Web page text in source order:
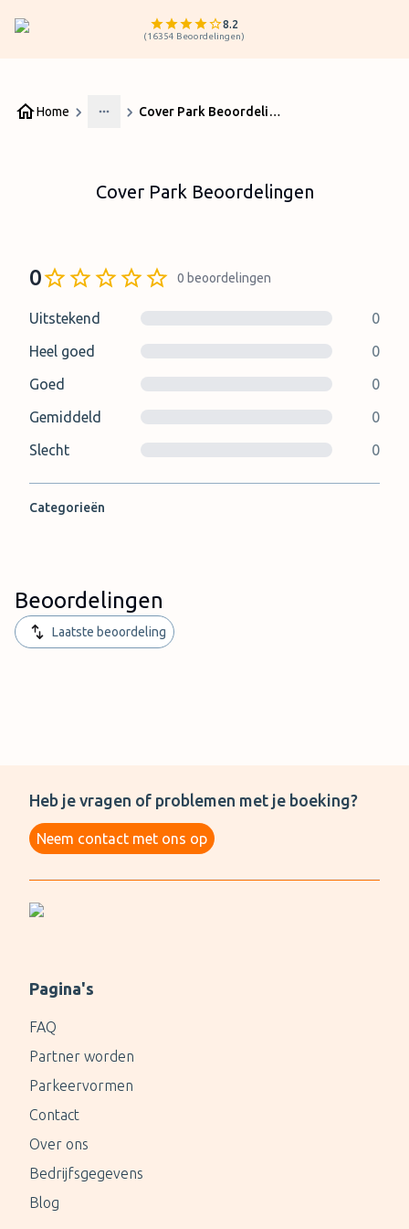
8.2
(16354 Beoordelingen)
Home
More
Cover Park Beoordelingen
Cover Park Beoordelingen
0 0 beoordelingen
Uitstekend
0
Heel goed
0
Goed
0
Gemiddeld
0
Slecht
0
Categorieën
Beoordelingen
Laatste beoordeling
Heb je vragen of problemen met je boeking?
Neem contact met ons op
Pagina's
FAQ
Partner worden
Parkeervormen
Contact
Over ons
Bedrijfsgegevens
Blog